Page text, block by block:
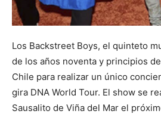
Los Backstreet Boys, el quinteto
de los años noventa y principios
Chile para realizar un único
gira DNA World Tour. El show se
Sausalito de Viña del Mar el